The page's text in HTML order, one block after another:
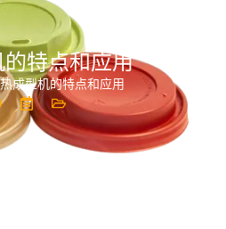
特点和应用
成型机的特点和应用